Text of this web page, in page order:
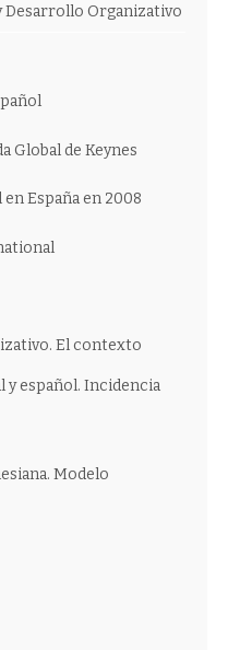
Desarrollo Organizativo
Global de Keynes
España en 2008
El contexto
español. Incidencia
Modelo